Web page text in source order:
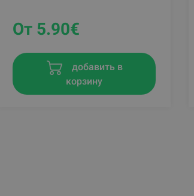
От 5.90€
добавить в
корзину